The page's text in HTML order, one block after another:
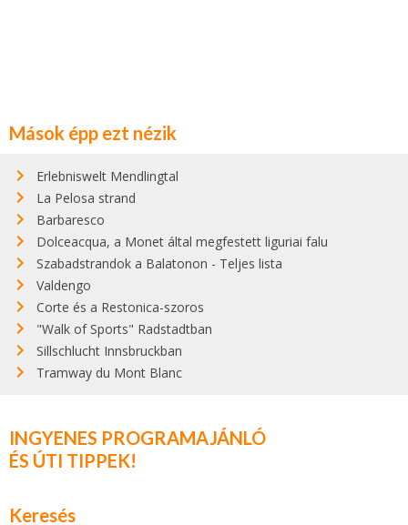
Mások épp ezt nézik
Erlebniswelt Mendlingtal
La Pelosa strand
Barbaresco
Dolceacqua, a Monet által megfestett liguriai falu
Szabadstrandok a Balatonon - Teljes lista
Valdengo
Corte és a Restonica-szoros
"Walk of Sports" Radstadtban
Sillschlucht Innsbruckban
Tramway du Mont Blanc
INGYENES PROGRAMAJÁNLÓ
ÉS ÚTI TIPPEK!
Keresés